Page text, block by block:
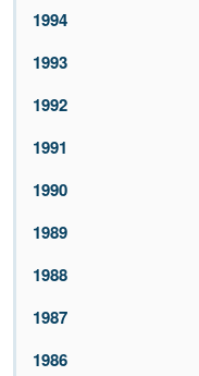
1994
1993
1992
1991
1990
1989
1988
1987
1986